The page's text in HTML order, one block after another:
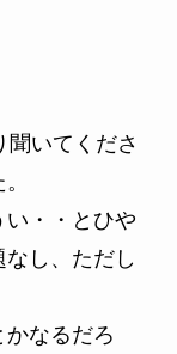
いてくださ
・・とひや
し、ただし
なるだろ